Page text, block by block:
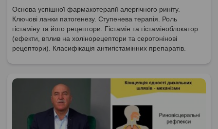
Основа успішної фармакотерапії алергічного риніту.
Ключові ланки патогенезу. Ступенева терапія. Роль
гістаміну та його рецептори. Гістамін та гістаміноблокатор
(ефекти, вплив на холінорецептори та серотонінові
рецептори). Класифікація антигістамінних препаратів.